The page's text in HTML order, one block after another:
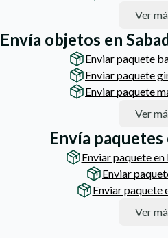
Ver
Envía objetos en
Enviar paquete
Enviar paquete
Enviar paquete
Ver
Envía
Enviar paquete
Enviar
Enviar paquete
Ver